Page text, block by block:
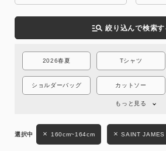
キーワード
manage_search 絞り込んで検索す
2026春夏 Tシャツ
ショルダーバッグ カットソー
もっと見る
160cm~164cm SAINT JAMES